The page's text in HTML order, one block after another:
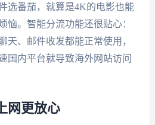
选番茄，就算是4K的电影也能
恼。智能分流功能还很贴心：
天、邮件收发都能正常使用，
国内平台就导致海外网站访问
网更放心